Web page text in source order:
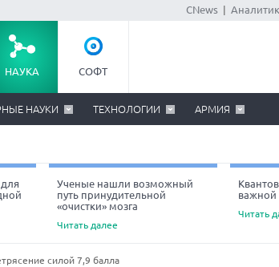
CNews
НАУКА СОФТ
НАУКИ ТЕХНОЛОГИИ АРМИЯ
Ученые нашли возможный
путь принудительной
«очистки» мозга
Читать далее
важной
Читать
силой 7,9 балла